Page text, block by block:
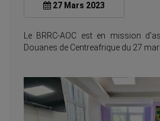
27 Mars 2023
Le BRRC-AOC est en mission
Douanes de Centreafrique du 27